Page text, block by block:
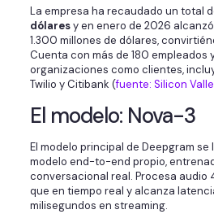
La empresa ha recaudado un total
dólaresy en enero de 2026
1.300 millones de dólares,
Cuenta con más de 180 empleados
organizaciones como clientes,
Twilio y Citibank (fuente: Silicon
El modelo: Nova-3
El modelo principal de Deepgram se
modelo end-to-end propio,
conversacional real. Procesa audio
que en tiempo real y alcanza
milisegundos en streaming.